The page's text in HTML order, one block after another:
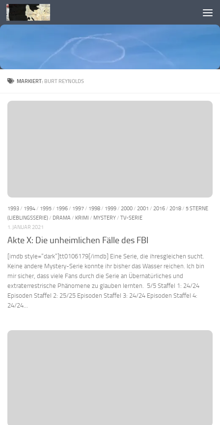
Skip to content
MARKIERT: BURT REYNOLDS
1993/ 1994/ 1995/ 1996/ 1997/ 1998/ 1999/ 2000/ 2001 / 2016/ 2018/ 5 STERNE
(LIEBLINGSSERIE)/ DRAMA / KRIMI / MYSTERY/ TV-SERIE
1. JANUAR 2021
Akte X: Die unheimlichen Fälle des FBI
[imdb style=“dark“]tt0106179[/imdb] Eine Serie, die ihresgleichen sucht.
Keine andere Mystery-Serie konnte ihr bisher das Wasser reichen. Ich bin
mir sicher, dass viele Fans durch die Serie an Übernatürliches und
extraterrestrische Phänomene zu glauben lernten. 5/5 Staffel 1: 24/24
Episoden Staffel 2: 25/25 Episoden Staffel 3: 24/24 Episoden Staffel 4:
24/24...